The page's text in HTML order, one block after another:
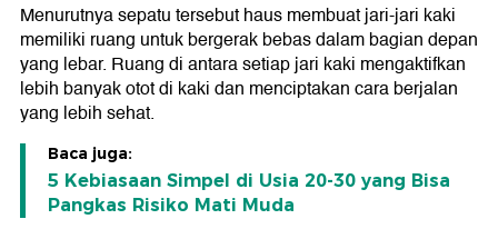
Menurutnya sepatu tersebut haus membuat jari-jari kaki
memiliki ruang untuk bergerak bebas dalam bagian depan
yang lebar. Ruang di antara setiap jari kaki mengaktifkan
lebih banyak otot di kaki dan menciptakan cara berjalan
yang lebih sehat.
Baca juga:
5 Kebiasaan Simpel di Usia 20-30 yang Bisa
Pangkas Risiko Mati Muda